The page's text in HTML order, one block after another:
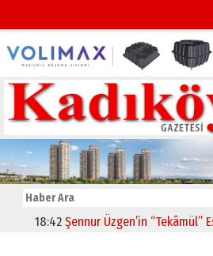
18:42 Şennur Üzgen’in “Tekâmül”